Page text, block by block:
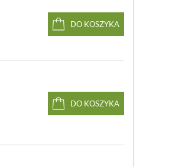
DO KOSZYKA
DO KOSZYKA